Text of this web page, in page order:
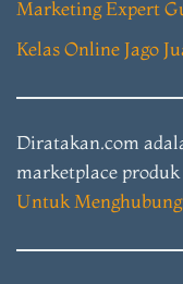
Marketing Expert
Kelas Online Jago
Diratakan.com
marketplace
Untuk